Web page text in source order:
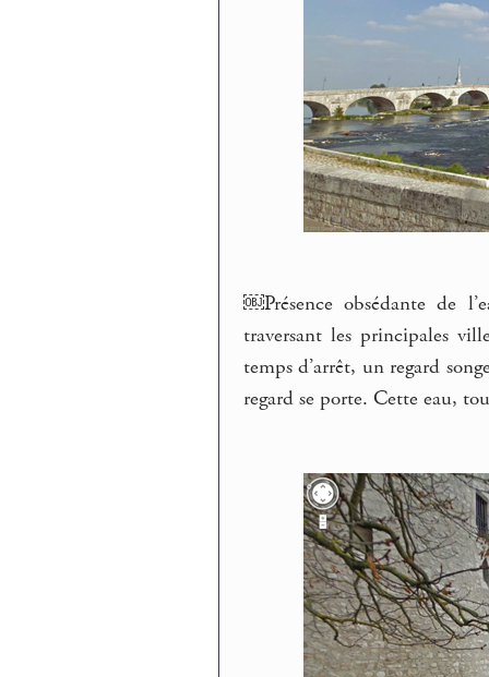
￼Présence obsédante de
traversant les principales
temps d’arrêt, un regard
regard se porte. Cette eau,